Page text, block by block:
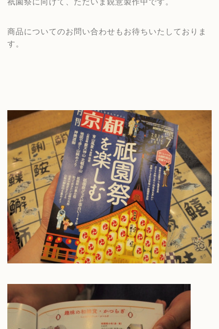
商品についてのお問い合わせもお待ちいたしておりま
す。